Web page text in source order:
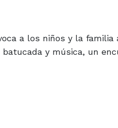
a los niños y la
y música, un